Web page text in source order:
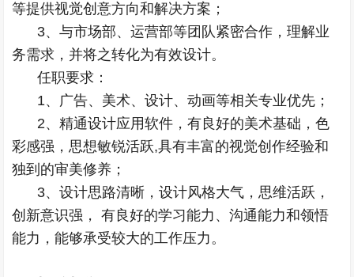
等提供视觉创意方向和解决方案；
3、与市场部、运营部等团队紧密合作，理解业
务需求，并将之转化为有效设计。
任职要求：
1、广告、美术、设计、动画等相关专业优先；
2、精通设计应用软件，有良好的美术基础，色
彩感强，思想敏锐活跃,具有丰富的视觉创作经验和
独到的审美修养；
3、设计思路清晰，设计风格大气，思维活跃，
创新意识强， 有良好的学习能力、沟通能力和领悟
能力，能够承受较大的工作压力。